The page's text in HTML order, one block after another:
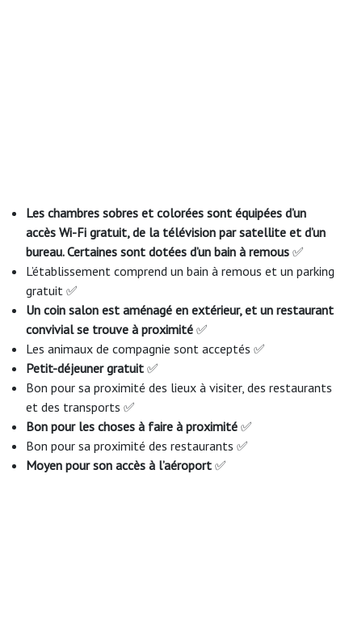
Les chambres sobres et colorées sont équipées d’un
accès Wi-Fi gratuit, de la télévision par satellite et d’un
bureau. Certaines sont dotées d’un bain à remous ✅
L’établissement comprend un bain à remous et un parking
gratuit ✅
Un coin salon est aménagé en extérieur, et un restaurant
convivial se trouve à proximité ✅
Les animaux de compagnie sont acceptés ✅
Petit-déjeuner gratuit ✅
Bon pour sa proximité des lieux à visiter, des restaurants
et des transports ✅
Bon pour les choses à faire à proximité ✅
Bon pour sa proximité des restaurants ✅
Moyen pour son accès à l’aéroport ✅